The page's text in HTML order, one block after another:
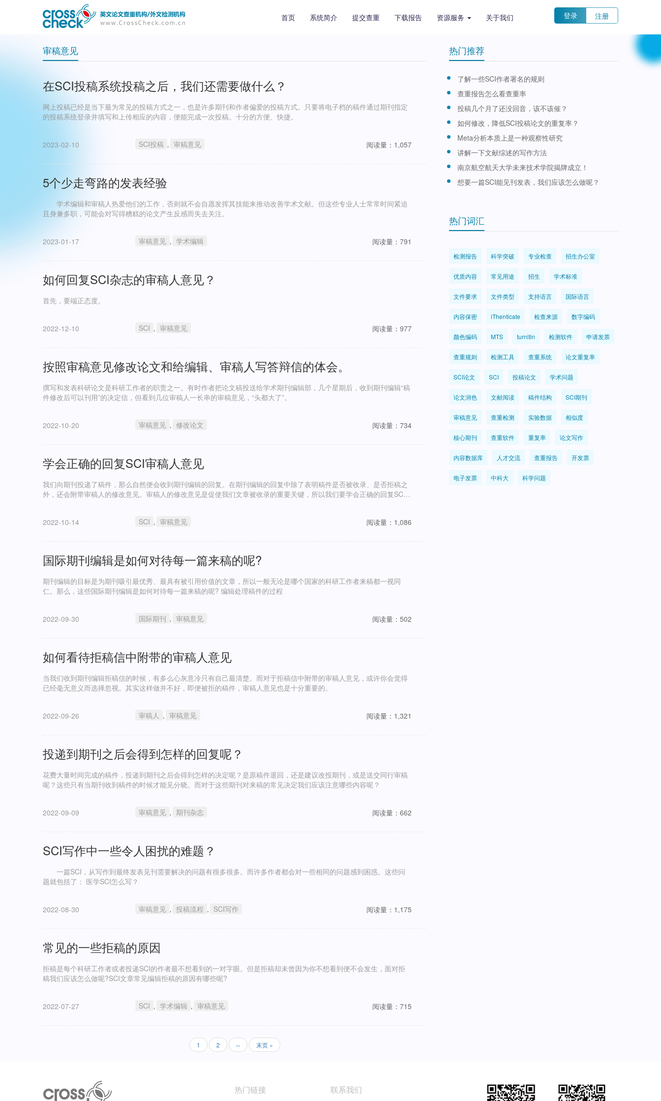
导
航 首页 系统简介 提交查重 下载报告 资源服务 关于我们
account
menu 登录 注册
审稿意见
在SCI投稿系统投稿之后，我们还需要做什么？
网上投稿已经是当下最为常见的投稿方式之一，也是许多期刊和作者偏爱的投稿方式。只要将电子档的稿件通过期刊指定
的投稿系统登录并填写和上传相应的内容，便能完成一次投稿。十分的方便、快捷。
2023-02-10 SCI投稿 , 审稿意见 阅读量：1,057
5个少走弯路的发表经验
学术编辑和审稿人热爱他们的工作，否则就不会自愿发挥其技能来推动改善学术文献。但这些专业人士常常时间紧迫
且身兼多职，可能会对写得糟糕的论文产生反感而失去关注。
2023-01-17 审稿意见 , 学术编辑 阅读量：791
如何回复SCI杂志的审稿人意见？
首先，要端正态度。
2022-12-10 SCI , 审稿意见 阅读量：977
按照审稿意见修改论文和给编辑、审稿人写答辩信的体会。
撰写和发表科研论文是科研工作者的职责之一。有时作者把论文稿投送给学术期刊编辑部，几个星期后，收到期刊编辑“稿
件修改后可以刊用”的决定信，但看到几位审稿人一长串的审稿意见，“头都大了”。
2022-10-20 审稿意见 , 修改论文 阅读量：734
学会正确的回复SCI审稿人意见
我们向期刊投递了稿件，那么自然便会收到期刊编辑的回复。在期刊编辑的回复中除了表明稿件是否被收录、是否拒稿之
外，还会附带审稿人的修改意见。审稿人的修改意见是促使我们文章被收录的重要关键，所以我们要学会正确的回复SCI
2022-10-14
SCI , 审稿意见 阅读量：1,086
国际期刊编辑是如何对待每一篇来稿的呢?
期刊编辑的目标是为期刊吸引最优秀、最具有被引用价值的文章，所以一般无论是哪个国家的科研工作者来稿都一视同
仁。那么，这些国际期刊编辑是如何对待每一篇来稿的呢? 编辑处理稿件的过程
2022-09-30 国际期刊 , 审稿意见 阅读量：502
如何看待拒稿信中附带的审稿人意见
当我们收到期刊编辑拒稿信的时候，有多么心灰意冷只有自己最清楚。而对于拒稿信中附带的审稿人意见，或许你会觉得
已经毫无意义而选择忽视。其实这样做并不好，即便被拒的稿件，审稿人意见也是十分重要的。
2022-09-26 审稿人 , 审稿意见 阅读量：1,321
投递到期刊之后会得到怎样的回复呢？
花费大量时间完成的稿件，投递到期刊之后会得到怎样的决定呢？是原稿件退回，还是建议改投期刊，或是送交同行审稿
呢？这些只有当期刊收到稿件的时候才能见分晓。而对于这些期刊对来稿的常见决定我们应该注意哪些内容呢？
2022-09-09 审稿意见 , 期刊杂志 阅读量：662
SCI写作中一些令人困扰的难题？
一篇SCI，从写作到最终发表见刊需要解决的问题有很多很多。而许多作者都会对一些相同的问题感到困惑。这些问
题就包括了： 医学SCI怎么写？
2022-08-30 审稿意见 , 投稿流程 , SCI写作 阅读量：1,175
常见的一些拒稿的原因
拒稿是每个科研工作者或者投递SCI的作者最不想看到的一对字眼。但是拒稿却未曾因为你不想看到便不会发生，面对拒
稿我们应该怎么做呢?SCI文章常见编辑拒稿的原因有哪些呢?
2022-07-27 SCI , 学术编辑 , 审稿意见 阅读量：715
当
前
1
页
面
2
下
一
››
末
页
末页 »
热门推荐
了解一些SCI作者署名的规则
查重报告怎么看查重率
投稿几个月了还没回音，该不该催？
如何修改，降低SCI投稿论文的重复率？
Meta分析本质上是一种观察性研究
讲解一下文献综述的写作方法
南京航空航天大学未来技术学院揭牌成立！
想要一篇SCI能见刊发表，我们应该怎么做呢？
热门词汇
检测报告 科学突破 专业检查 招生办公室
优质内容 常见用途 招生 学术标准
文件要求 文件类型 支持语言 国际语言
内容保密 iThenticate 检查来源 数字编码
颜色编码 MTS turnitin 检测软件 申请发票
查重规则 检测工具 查重系统 论文重复率
SCI论文 SCI 投稿论文 学术问题
论文润色 文献阅读 稿件结构 SCI期刊
审稿意见 查重检测 实验数据 相似度
核心期刊 查重软件 重复率 论文写作
内容数据库 人才交流 查重报告 开发票
电子发票 中科大 科学问题
热门链接 联系我们